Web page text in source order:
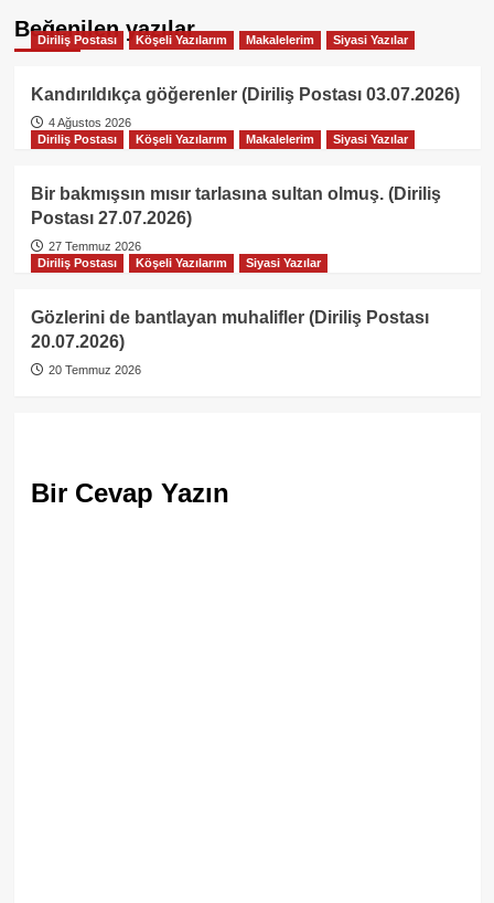
Beğenilen yazılar
Diriliş Postası Köşeli Yazılarım Makalelerim Siyasi Yazılar
Kandırıldıkça göğerenler (Diriliş Postası 03.07.2026)
4 Ağustos 2026
Diriliş Postası
Köşeli Yazılarım Makalelerim Siyasi Yazılar
Bir bakmışsın mısır tarlasına sultan olmuş. (Diriliş
Postası 27.07.2026)
27 Temmuz 2026
Diriliş Postası
Köşeli Yazılarım Siyasi Yazılar
Gözlerini de bantlayan muhalifler (Diriliş Postası
20.07.2026)
20 Temmuz 2026
Bir Cevap Yazın